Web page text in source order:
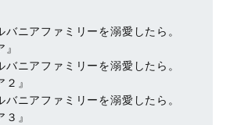
バニアファミリーを溺愛したら。
バニアファミリーを溺愛したら。
』
バニアファミリーを溺愛したら。
』